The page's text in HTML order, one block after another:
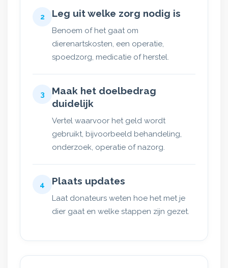
2 Leg uit welke zorg nodig is
Benoem of het gaat om
dierenartskosten, een operatie,
spoedzorg, medicatie of herstel.
3
Maak het doelbedrag
duidelijk
Vertel waarvoor het geld wordt
gebruikt, bijvoorbeeld behandeling,
onderzoek, operatie of nazorg.
4 Plaats updates
Laat donateurs weten hoe het met je
dier gaat en welke stappen zijn gezet.